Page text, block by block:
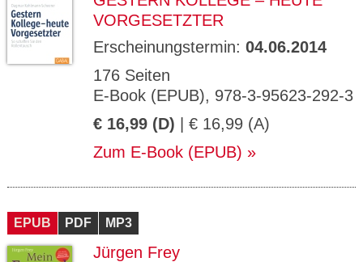
VORGESETZTER
Erscheinungstermin: 04.06.2014
176 Seiten
E-Book (EPUB), 978-3-95623-292-3
€ 16,99 (D) | € 16,99 (A)
Zum E-Book (EPUB)
EPUB PDF MP3
Jürgen Frey